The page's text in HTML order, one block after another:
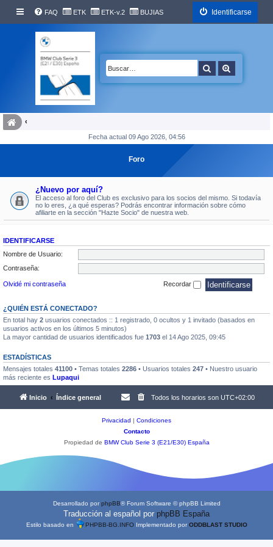
FAQ ETK ETK-v.2 BUJIAS Identificarse
Buscar
Fecha actual 09 Ago 2026, 04:56
Foro
¿Nuevo por aquí?
El acceso al foro del Club es exclusivo para los socios del mismo. Si todavía
no lo eres, ¿a qué esperas? Podrás encontrar información sobre cómo
afiliarte en la sección "Hazte Socio" de nuestra web.
IDENTIFICARSE
Nombre de Usuario:
Contraseña:
Olvidé mi contraseña Recordar
¿QUIÉN ESTÁ CONECTADO?
En total hay 2 usuarios conectados :: 1 registrado, 0 ocultos y 1 invitado (basados en
usuarios activos en los últimos 5 minutos)
La mayor cantidad de usuarios identificados fue 1703 el 14 Ago 2025, 09:45
ESTADÍSTICAS
Mensajes totales 41100 • Temas totales 2286 • Usuarios totales 247 • Nuestro usuario
más reciente es Lupaqui
Inicio Índice general Todos los horarios son UTC+02:00
Privacidad | Condiciones
Contacto
Propiedad de BMW Club Serie 3 (E21/E30) España
Desarrollado porphpBB® Forum Software © phpBB Limited
Traducción al español por phpBB España
Estilo basado en PHPBB-BG.INFOImplementado porODDBLAST STUDIO